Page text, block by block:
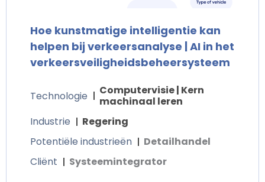
Hoe kunstmatige intelligentie kan
helpen bij verkeersanalyse | AI in het
verkeersveiligheidsbeheersysteem
Technologie
Computervisie | Kern
machinaal leren
Industrie
Regering
Potentiële industrieën
Detailhandel
Cliënt
Systeemintegrator